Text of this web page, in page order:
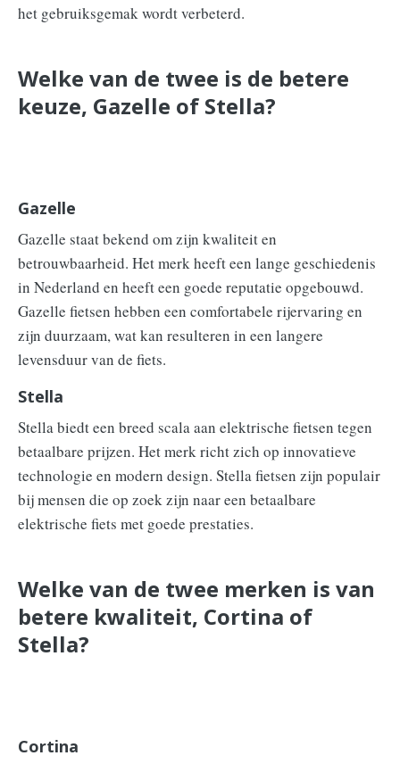
het gebruiksgemak wordt verbeterd.
Welke van de twee is de betere
keuze, Gazelle of Stella?
Gazelle
Gazelle staat bekend om zijn kwaliteit en
betrouwbaarheid. Het merk heeft een lange geschiedenis
in Nederland en heeft een goede reputatie opgebouwd.
Gazelle fietsen hebben een comfortabele rijervaring en
zijn duurzaam, wat kan resulteren in een langere
levensduur van de fiets.
Stella
Stella biedt een breed scala aan elektrische fietsen tegen
betaalbare prijzen. Het merk richt zich op innovatieve
technologie en modern design. Stella fietsen zijn populair
bij mensen die op zoek zijn naar een betaalbare
elektrische fiets met goede prestaties.
Welke van de twee merken is van
betere kwaliteit, Cortina of
Stella?
Cortina